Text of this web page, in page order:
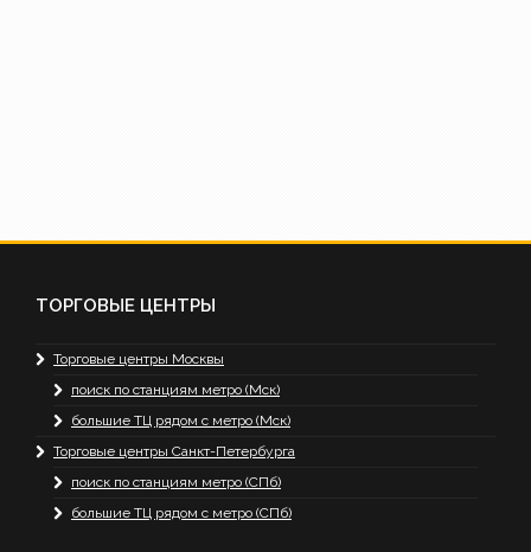
ТОРГОВЫЕ ЦЕНТРЫ
Торговые центры Москвы
поиск по станциям метро (Мск)
большие ТЦ рядом с метро (Мск)
Торговые центры Санкт-Петербурга
поиск по станциям метро (СПб)
большие ТЦ рядом с метро (СПб)